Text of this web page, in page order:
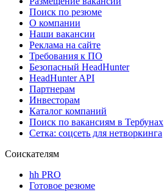
Поиск по резюме
О компании
Наши вакансии
Реклама на сайте
Требования к ПО
Безопасный HeadHunter
HeadHunter API
Партнерам
Инвесторам
Каталог компаний
Поиск по вакансиям в Тербунах
Сетка: соцсеть для нетворкинга
Соискателям
hh PRO
Готовое резюме